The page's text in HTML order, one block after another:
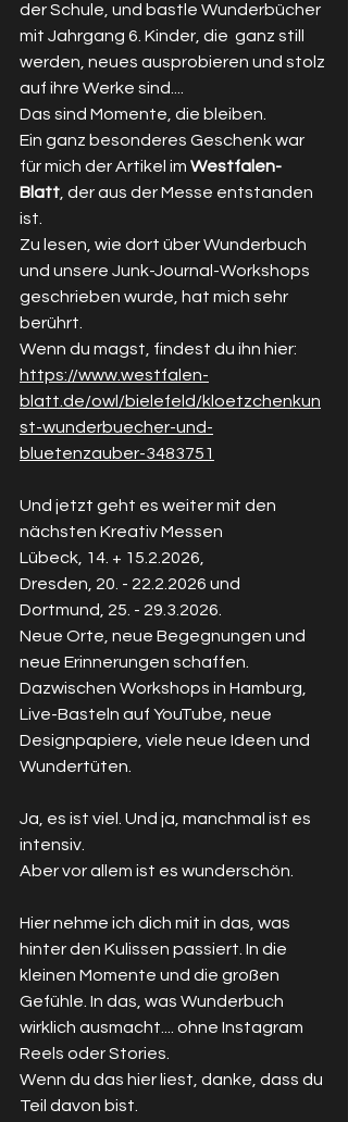
der Schule, und bastle Wunderbücher
mit Jahrgang 6. Kinder, die  ganz still
werden, neues ausprobieren und stolz
auf ihre Werke sind....
Das sind Momente, die bleiben.
Ein ganz besonderes Geschenk war
für mich der Artikel im Westfalen-
Blatt , der aus der Messe entstanden
ist.
Zu lesen, wie dort über Wunderbuch
und unsere Junk-Journal-Workshops
geschrieben wurde, hat mich sehr
berührt.
Wenn du magst, findest du ihn hier:
https://www.westfalen-
blatt.de/owl/bielefeld/kloetzchenkun
st-wunderbuecher-und-
bluetenzauber-3483751
Und jetzt geht es weiter mit den
nächsten Kreativ Messen
Lübeck, 14. + 15.2.2026,
Dresden, 20. - 22.2.2026 und
Dortmund, 25. - 29.3.2026.
Neue Orte, neue Begegnungen und
neue Erinnerungen schaffen.
Dazwischen Workshops in Hamburg,
Live-Basteln auf YouTube, neue
Designpapiere, viele neue Ideen und
Wundertüten.
Ja, es ist viel. Und ja, manchmal ist es
intensiv.
Aber vor allem ist es wunderschön.
Hier nehme ich dich mit in das, was
hinter den Kulissen passiert. In die
kleinen Momente und die großen
Gefühle. In das, was Wunderbuch
wirklich ausmacht.... ohne Instagram
Reels oder Stories.
Wenn du das hier liest, danke, dass du
Teil davon bist.